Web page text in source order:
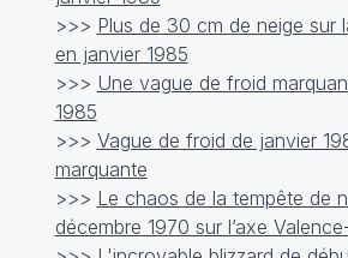
>>> Plus de 30 cm de neige sur
en janvier 1985
>>> Une vague de froid
1985
>>> Vague de froid de janvier
marquante
>>> Le chaos de la tempête de
décembre 1970 sur l’axe